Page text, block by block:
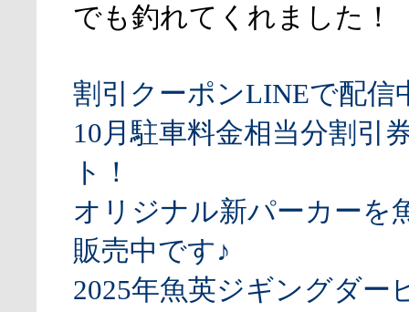
でも釣れてくれました！
割引クーポンLINEで配信
10月駐車料金相当分割引
ト！
オリジナル新パーカーを
販売中です♪
2025年魚英ジギングダー